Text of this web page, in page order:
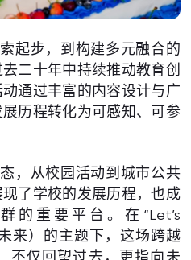
起步，到构建多元融合的
二十年中持续推动教育创
通过丰富的内容设计与广
历程转化为可感知、可参
，从校园活动到城市公共
了学校的发展历程，也成
的重要平台。在“Let’s
来）的主题下，这场跨越
不仅回望过去，更指向未